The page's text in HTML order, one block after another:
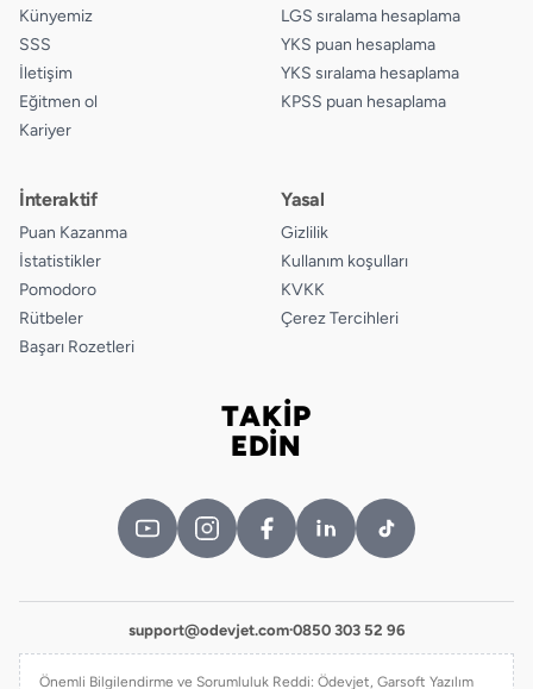
Künyemiz
SSS
İletişim
Eğitmen ol
Kariyer
LGS sıralama hesaplama
YKS puan hesaplama
YKS sıralama hesaplama
KPSS puan hesaplama
İnteraktif
Puan Kazanma
İstatistikler
Pomodoro
Rütbeler
Başarı Rozetleri
Yasal
Gizlilik
Kullanım koşulları
KVKK
Çerez Tercihleri
TAKİP
EDİN
support@odevjet.com·0850 303 52 96
Önemli Bilgilendirme ve Sorumluluk Reddi: Ödevjet, Garsoft Yazılım